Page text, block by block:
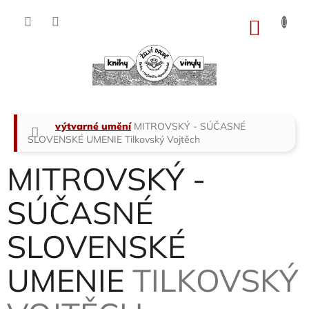
Domů
výtvarné umění MITROVSKÝ - SÚČASNÉ
SLOVENSKÉ UMENIE Tilkovský Vojtěch
MITROVSKÝ -
SÚČASNÉ
SLOVENSKÉ
UMENIE TILKOVSKÝ